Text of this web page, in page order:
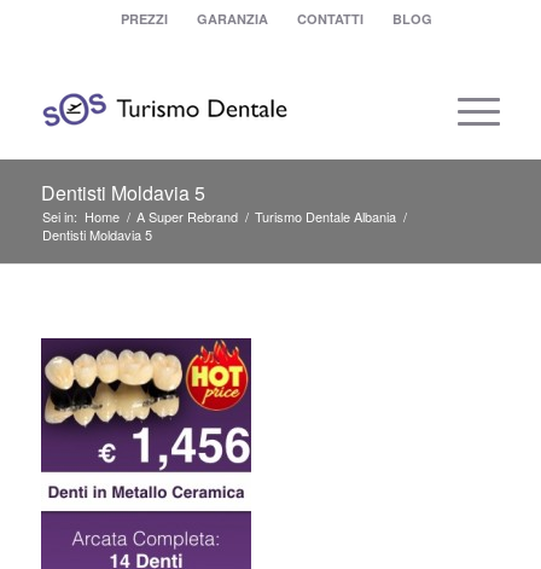
PREZZI GARANZIA CONTATTI BLOG
Dentisti Moldavia 5
Sei in: Home / A Super Rebrand / Turismo Dentale Albania /
Dentisti Moldavia 5